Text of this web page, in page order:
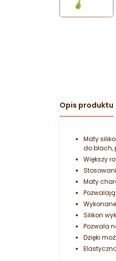
Opis produktu
Maty
do blach,
Większy
Maty
Silikon
Pozwala
Dzięki